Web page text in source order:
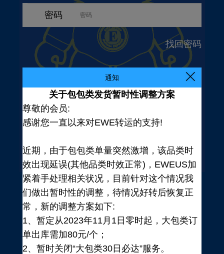
密码
找回密码
通知
关于包包类发货暂时性调整方案
尊敬的会员:
感谢您一直以来对EWE转运的支持!
近期，由于包包类单量突然激增，该品类时
效出现延误(其他品类时效正常)，EWEUS加
紧着手处理相关状况，目前针对这个情况我
们做出暂时性的调整，待情况好转后恢复正
常，新的调整方案如下:
1、暂定从2023年11月1日零时起，大包类订
单出库需加80元/个；
2、暂时关闭“大包类30日必达”服务。